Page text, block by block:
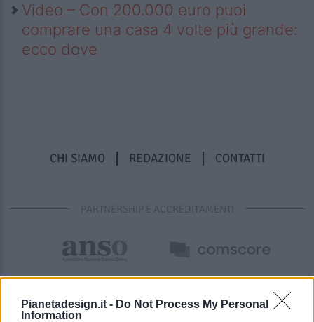
Pianetadesign.it - Do Not Process My Personal
Information
Video – Con 200.000 euro puoi
comprare una casa 4 volte più grande:
ecco dove
CHI SIAMO REDAZIONE CONTATTI
PARTNERSHIP E ACCREDITAMENTI